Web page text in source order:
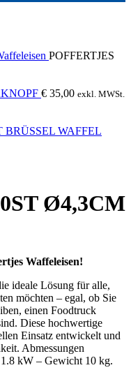
POFFERTJES
€ 35,00 exkl. MWSt.
BRÜSSEL WAFFEL
Ø4,3CM
Waffeleisen!
ideale Lösung für alle,
möchten – egal, ob Sie
einen Foodtruck
Diese hochwertige
Einsatz entwickelt und
Abmessungen
kW – Gewicht 10 kg.